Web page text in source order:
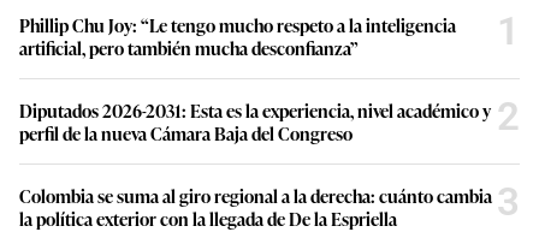
Phillip Chu Joy: “Le tengo mucho respeto a la inteligencia
artificial, pero también mucha desconfianza”
1
Diputados 2026-2031: Esta es la experiencia, nivel académico y
perfil de la nueva Cámara Baja del Congreso
2
Colombia se suma al giro regional a la derecha: cuánto cambia
la política exterior con la llegada de De la Espriella
3